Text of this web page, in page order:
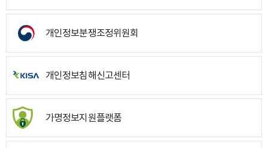
개인정보분쟁조정위원회
개인정보침해신고센터
가명정보지원플랫폼